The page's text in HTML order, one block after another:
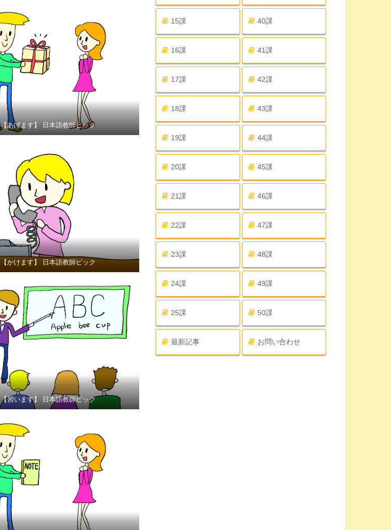
【あげます】 日本語教師ピック
【かけます】 日本語教師ピック
【習います】 日本語教師ピック
15課 40課
16課 41課
17課 42課
18課 43課
19課 44課
20課 45課
21課 46課
22課 47課
23課 48課
24課 49課
25課 50課
最新記事 お問い合わせ